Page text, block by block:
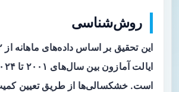
روش‌شناسی
است. خشکسالی‌ها از طریق تعیین